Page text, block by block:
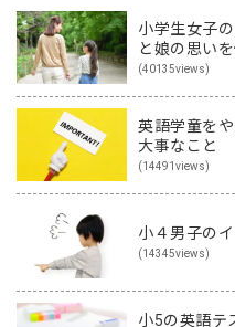
小学生女子
と娘の思い
(40135views)
英語学童を
大事なこと
(14491views)
小４男子の
(14345views)
小5の英語テ